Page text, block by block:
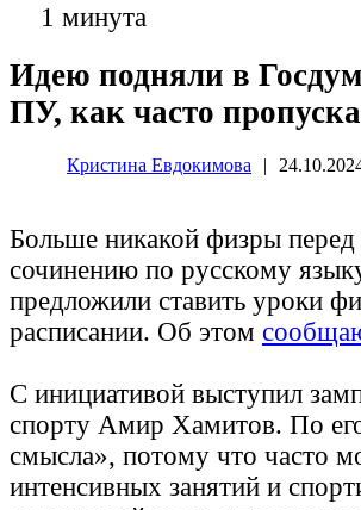
1 минута
Идею подняли в
ПУ, как часто
Кристина Евдокимова |
Больше никакой физры перед
сочинению по русскому
предложили ставить уроки
расписании. Об этом
С инициативой выступил
спорту Амир Хамитов. По
смысла», потому что часто
интенсивных занятий и